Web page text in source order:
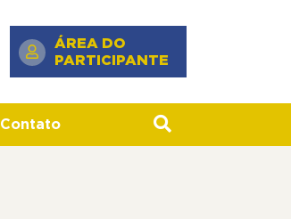
ÁREA DO
PARTICIPANTE
Contato